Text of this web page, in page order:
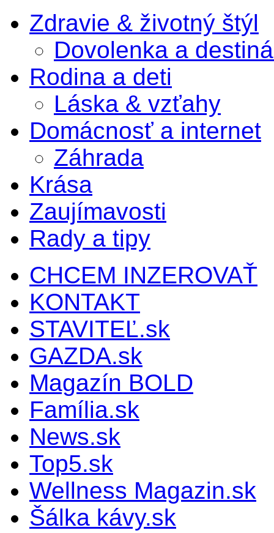
Zdravie & životný štýl
Dovolenka a
Rodina a deti
Láska & vzťahy
Domácnosť a internet
Záhrada
Krása
Zaujímavosti
Rady a tipy
CHCEM INZEROVAŤ
KONTAKT
STAVITEĽ.sk
GAZDA.sk
Magazín BOLD
Família.sk
News.sk
Top5.sk
Wellness Magazin.sk
Šálka kávy.sk